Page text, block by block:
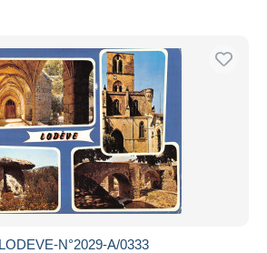
N°2029-A/0333